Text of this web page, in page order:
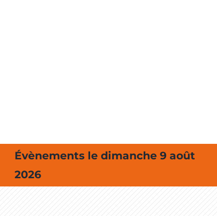
Évènements le dimanche 9 août
2026